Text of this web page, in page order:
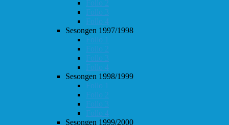
Follo 2
Follo 3
Follo 4
Sesongen 1997/1998
Follo 1
Follo 2
Follo 3
Follo 4
Sesongen 1998/1999
Follo 1
Follo 2
Follo 3
Follo 4
Sesongen 1999/2000